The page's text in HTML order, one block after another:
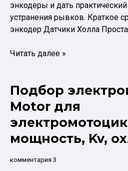
энкодеры и дать
устранения рывков. Краткое
энкодер Датчики Холла
Датчики
энкодер:
что
выбрать
и
как
рывки
Читать далее »
Подбор
Motor для
мощность, Kv,
комментария 3